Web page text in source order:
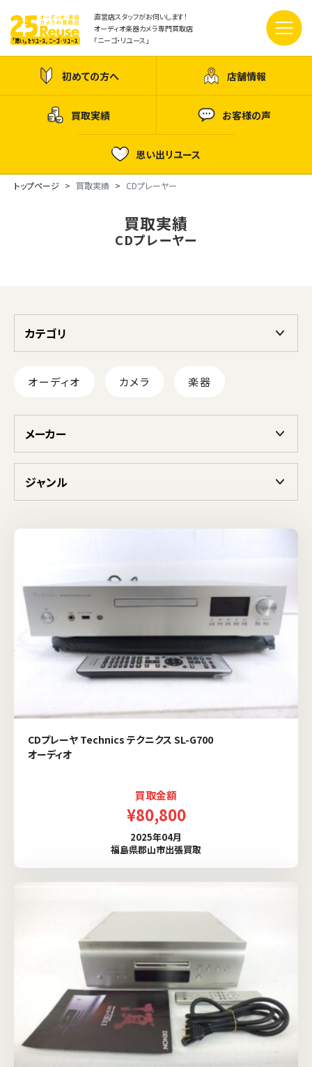
直営店スタッフがお伺いします！
オーディオ楽器カメラ専門買取店
「ニーゴ・リユース」
初めての方へ 店舗情報
買取実績 お客様の声
思い出リユース
トップページ 買取実績 CDプレーヤー
買取実績
CDプレーヤー
カテゴリ
オーディオ カメラ 楽器
メーカー
ジャンル
CDプレーヤ Technics テクニクス SL-G700
オーディオ
買取金額
¥80,800
2025年04月
福島県郡山市出張買取